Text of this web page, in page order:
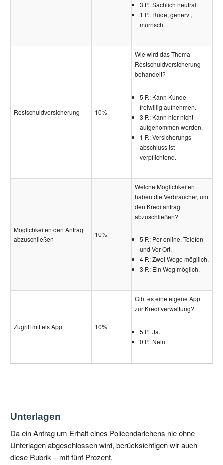
3 P.: Sachlich neutral.
1 P.: Rüde, genervt,
mürrisch.
Restschuld­versicherung 10%
Wie wird das Thema
Restschuld­­versicherung
behandelt?
5 P.: Kann Kunde
freiwillig aufnehmen.
3 P.: Kann hier nicht
aufgenommen werden.
1 P.: Versicherungs­­
abschluss ist
verpflichtend.
Möglichkeiten den Antrag
abzuschließen
10%
Welche Möglichkeiten
haben die Verbraucher, um
den Kreditantrag
abzuschließen?
5 P.: Per online, Telefon
und Vor Ort.
4 P.: Zwei Wege mögllich.
3 P.: Ein Weg möglich.
Zugriff mittels App 10%
Gibt es eine eigene App
zur Kreditverwaltung?
5 P.: Ja.
0 P.: Nein.
Unterlagen
Da ein Antrag um Erhalt eines Policendarlehens nie ohne
Unterlagen abgeschlossen wird, berücksichtigen wir auch
diese Rubrik – mit fünf Prozent.